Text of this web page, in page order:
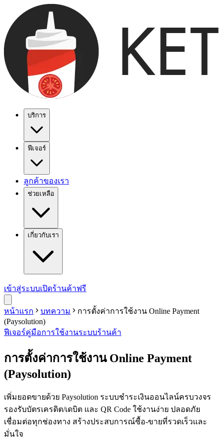
บริการ
ฟีเจอร์
ลูกค้าของเรา
ช่วยเหลือ
เกี่ยวกับเรา
เข้าสู่ระบบเปิดร้านค้าฟรี
หน้าแรก บทความ
การตั้งค่าการใช้งาน Online Payment
(Paysolution)
ฟีเจอร์คู่มือการใช้งานระบบร้านค้า
การตั้งค่าการใช้งาน Online Payment
(Paysolution)
เพิ่มยอดขายด้วย Paysolution ระบบชำระเงินออนไลน์ครบวงจร
รองรับบัตรเครดิต/เดบิต และ QR Code ใช้งานง่าย ปลอดภัย
เชื่อมต่อทุกช่องทาง สร้างประสบการณ์ซื้อ-ขายที่รวดเร็วและ
มั่นใจ